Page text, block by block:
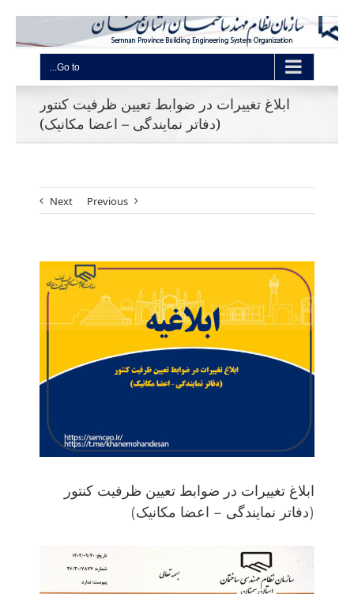
Go to...
ابلاغ تغییرات در ضوابط تعیین ظرفیت کنتور
(دفاتر نمایندگی – اعضا مکانیک)
Previous
Next
View
Larger
Image
ابلاغ تغییرات در ضوابط تعیین ظرفیت کنتور
(دفاتر نمایندگی – اعضا مکانیک)